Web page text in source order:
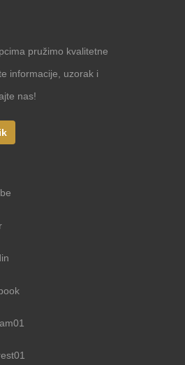
pružimo kvalitetne
informacije, uzorak i
nas!